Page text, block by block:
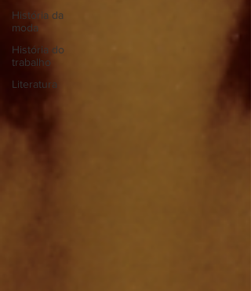
História da
moda
História do
trabalho
Literatura